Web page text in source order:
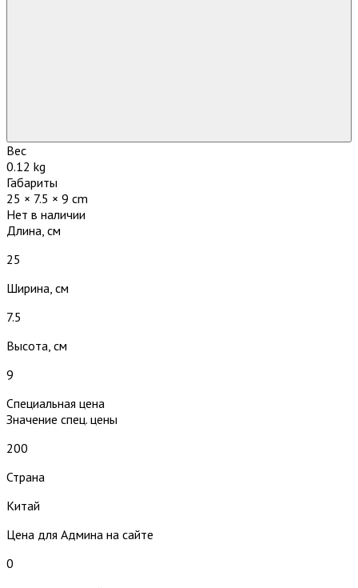
Вес
0.12 kg
Габариты
25 × 7.5 × 9 cm
Нет в наличии
Длина, см
25
Ширина, см
7.5
Высота, см
9
Специальная цена
Значение спец. цены
200
Страна
Китай
Цена для Админа на сайте
0